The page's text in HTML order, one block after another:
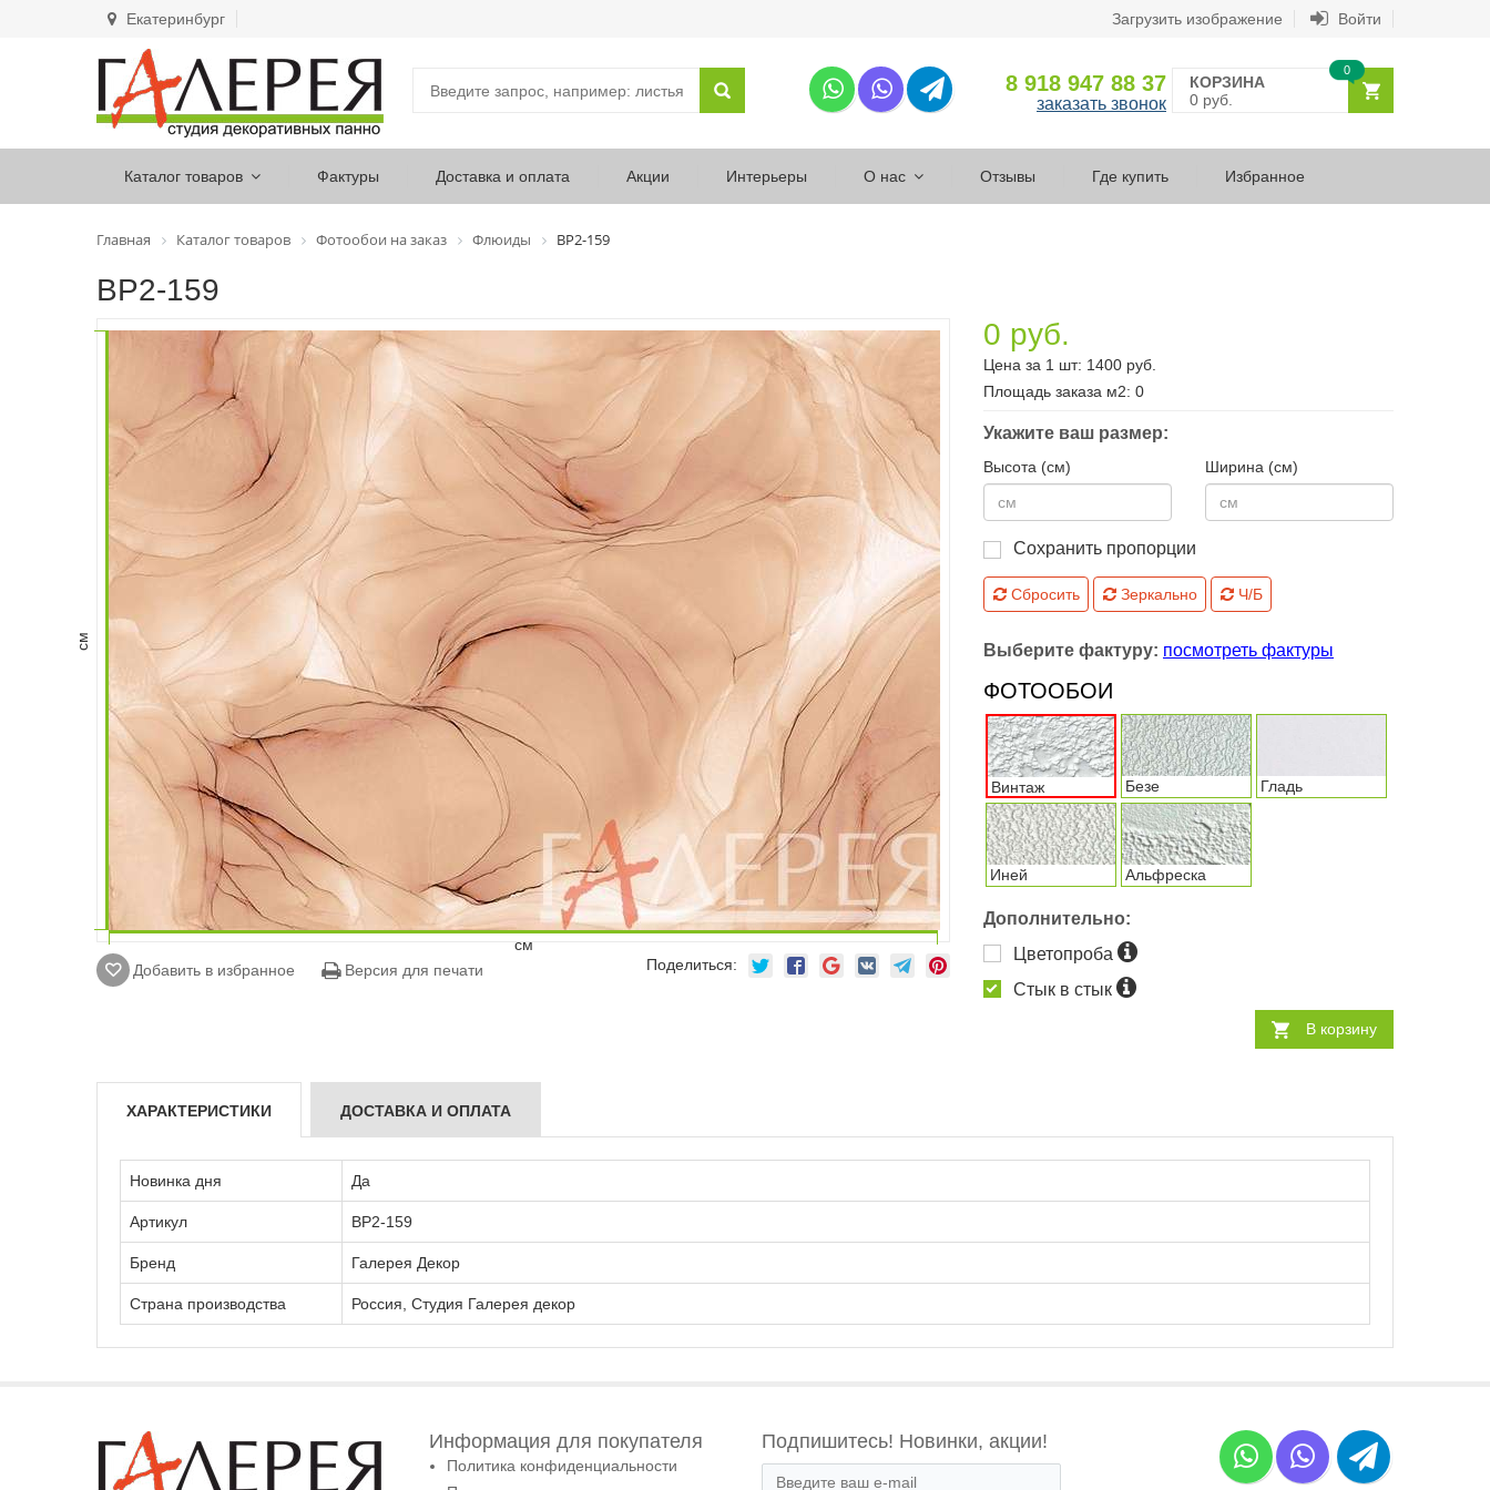
Екатеринбург Загрузить изображение Войти
8 918 947 88 37
заказать звонок
КОРЗИНА
0 руб.
0
Каталог товаров Фактуры Доставка и оплата Акции Интерьеры О нас Отзывы Где купить Избранное
Главная Каталог товаров Фотообои на заказ Флюиды ВР2-159
ВР2-159
см
см
Добавить в избранное
Версия для печати Поделиться:
0 руб.
Цена за 1 шт: 1400 руб.
Площадь заказа м2: 0
Укажите ваш размер:
Высота (см) Ширина (см)
Сохранить пропорции
Сбросить Зеркально Ч/Б
Выберите фактуру: посмотреть фактуры
ФОТООБОИ
Винтаж Безе Гладь
Иней Альфреска
Дополнительно:
Цветопроба
Стык в стык
В корзину
ХАРАКТЕРИСТИКИ ДОСТАВКА И ОПЛАТА
Новинка дня Да
Артикул ВР2-159
Бренд Галерея Декор
Страна производства Россия, Студия Галерея декор
Информация для покупателя
Политика конфиденциальности
Подпишитесь! Новинки, акции!